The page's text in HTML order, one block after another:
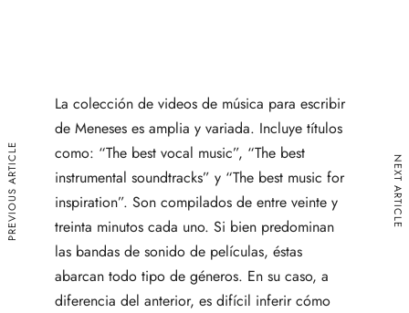
La colección de videos de música para escribir
de Meneses es amplia y variada. Incluye títulos
como: “The best vocal music”, “The best
instrumental soundtracks” y “The best music for
inspiration”. Son compilados de entre veinte y
treinta minutos cada uno. Si bien predominan
las bandas de sonido de películas, éstas
abarcan todo tipo de géneros. En su caso, a
diferencia del anterior, es difícil inferir cómo
PREVIOUS ARTICLE NEXT ARTICLE